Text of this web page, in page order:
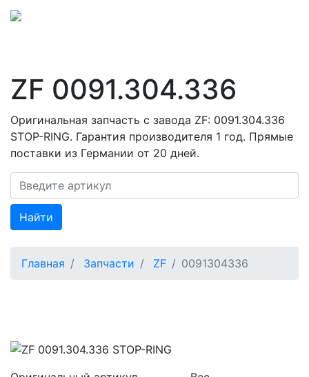
ZF 0091.304.336
Оригинальная запчасть с завода ZF: 0091.304.336
STOP-RING. Гарантия производителя 1 год. Прямые
поставки из Германии от 20 дней.
Найти
Главная Запчасти ZF 0091304336